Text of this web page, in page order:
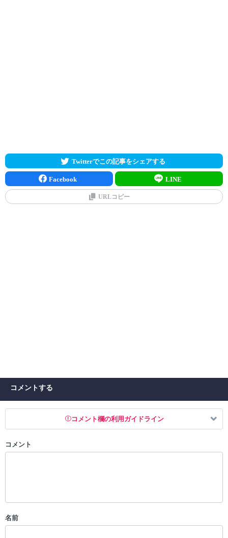
Twitterでこの記事をシェアする
Facebook LINE
URLコピー
コメントする
コメント欄の利用ガイドライン
以下の書き込みを禁止とし、場合によってはコメント削除や書き込み制
・一度削除された投稿を再び投稿すること
コメント
名前